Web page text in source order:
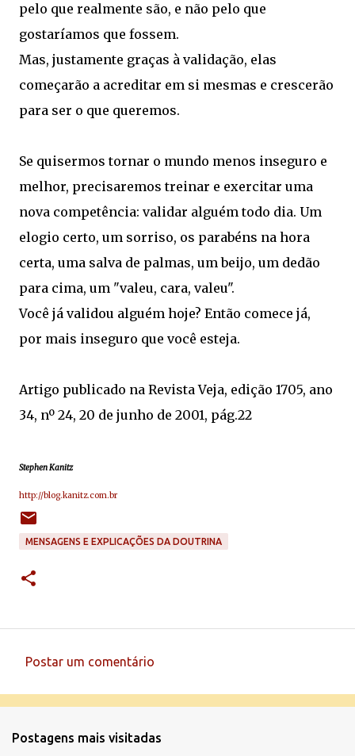
pelo que realmente são, e não pelo que
gostaríamos que fossem.
Mas, justamente graças à validação, elas
começarão a acreditar em si mesmas e crescerão
para ser o que queremos.
Se quisermos tornar o mundo menos inseguro e
melhor, precisaremos treinar e exercitar uma
nova competência: validar alguém todo dia. Um
elogio certo, um sorriso, os parabéns na hora
certa, uma salva de palmas, um beijo, um dedão
para cima, um "valeu, cara, valeu".
Você já validou alguém hoje? Então comece já,
por mais inseguro que você esteja.
Artigo publicado na Revista Veja, edição 1705, ano
34, nº 24, 20 de junho de 2001, pág.22
Stephen Kanitz
http://blog.kanitz.com.br
MENSAGENS E EXPLICAÇÕES DA DOUTRINA
e
Postar um comentário
Postagens mais visitadas